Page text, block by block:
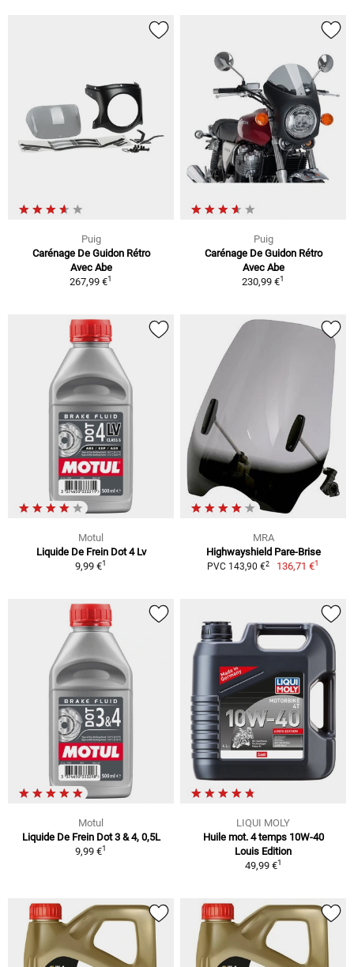
Puig
Carénage De Guidon Rétro
Avec Abe
267,99 €1
Puig
Carénage De Guidon Rétro
Avec Abe
230,99 €1
Motul
Liquide De Frein Dot 4 Lv
9,99 €1
MRA
Highwayshield Pare-Brise
PVC 143,90 €2 136,71 €1
Motul
Liquide De Frein Dot 3 & 4, 0,5L
9,99 €1
LIQUI MOLY
Huile mot. 4 temps 10W-40
Louis Edition
49,99 €1